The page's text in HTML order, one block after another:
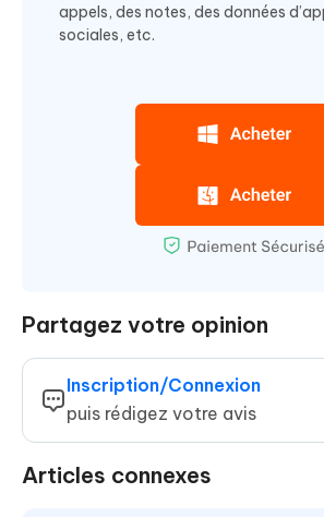
appels, des notes, des données
sociales, etc.
Partagez votre opinion
Inscription/Connexion
puis rédigez votre avis
Articles connexes